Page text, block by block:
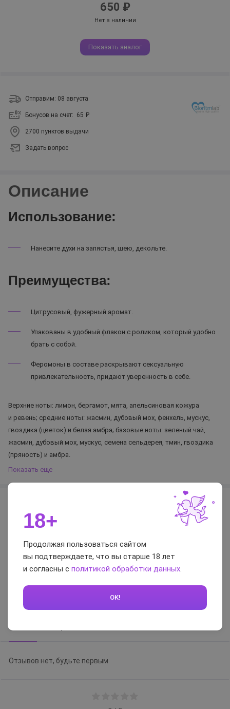
650 ₽
Нет в наличии
Показать аналог
Отправим: 08 августа
Бонусов на счет: 65 ₽
2700 пунктов выдачи
Задать вопрос
Описание
Использование:
Нанесите духи на запястья, шею, декольте.
Преимущества:
Цитрусовый, фужерный аромат.
Упакованы в удобный флакон с роликом, который удобно
брать с собой.
Феромоны в составе раскрывают сексуальную
привлекательность, придают уверенность в себе.
Верхние ноты: лимон, бергамот, мята, апельсиновая кожура
и ревень; средние ноты: жасмин, дубовый мох, фенхель, мускус,
гвоздика (цветок) и белая амбра; базовые ноты: зеленый чай,
жасмин, дубовый мох, мускус, семена сельдерея, тмин, гвоздика
(пряность) и амбра.
Показать еще
Страна
Торговая марка
Объем
Отзывы и вопросы-
ответы
Отзывы
Отзывов нет, будьте первым
18+
Продолжая пользоваться сайтом
вы подтверждаете, что вы старше 18 лет
и согласны с политикой обработки данных
OK!